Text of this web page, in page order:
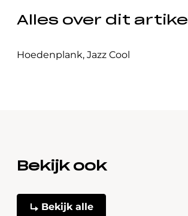
Alles over dit artikel
Hoedenplank, Jazz Cool
Bekijk ook
Bekijk alle